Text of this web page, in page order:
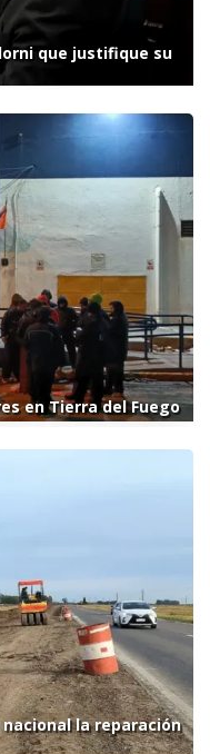
que justifique su
en Tierra del Fuego
la reparación